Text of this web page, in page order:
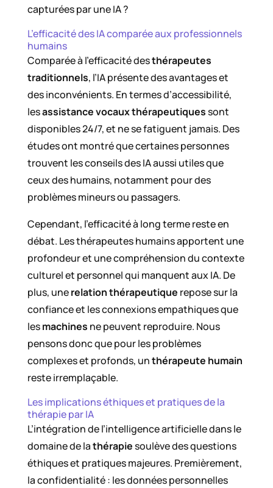
capturées par une IA ?
L’efficacité des IA comparée aux professionnels
humains
Comparée à l’efficacité desthérapeutes
traditionnels, l’IA présente des avantages et
des inconvénients. En termes d’accessibilité,
lesassistance vocaux thérapeutiquessont
disponibles 24/7, et ne se fatiguent jamais. Des
études ont montré que certaines personnes
trouvent les conseils des IA aussi utiles que
ceux des humains, notamment pour des
problèmes mineurs ou passagers.
Cependant, l’efficacité à long terme reste en
débat. Les thérapeutes humains apportent une
profondeur et une compréhension du contexte
culturel et personnel qui manquent aux IA. De
plus, unerelation thérapeutique repose sur la
confiance et les connexions empathiques que
lesmachines ne peuvent reproduire. Nous
pensons donc que pour les problèmes
complexes et profonds, unthérapeute humain
reste irremplaçable.
Les implications éthiques et pratiques de la
thérapie par IA
L’intégration de l’intelligence artificielle dans le
domaine de lathérapiesoulève des questions
éthiques et pratiques majeures. Premièrement,
la confidentialité : les données personnelles